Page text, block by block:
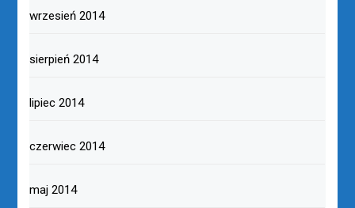
wrzesień 2014
sierpień 2014
lipiec 2014
czerwiec 2014
maj 2014